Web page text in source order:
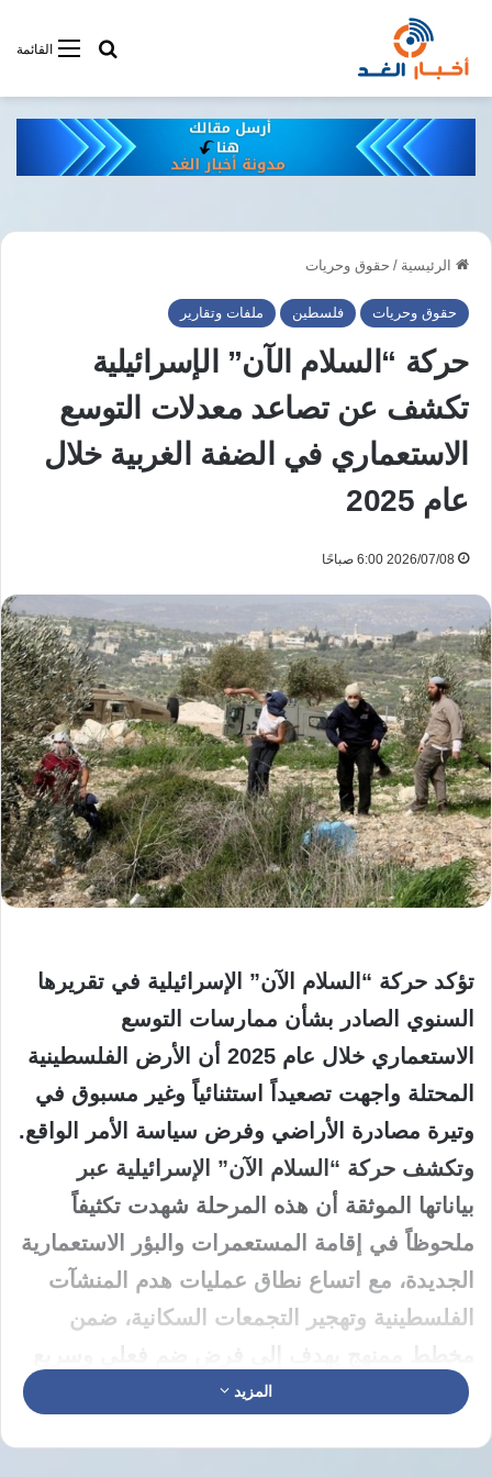
القائمةأبحت فى
الرئيسية / حقوق وحريات
حقوق وحريات فلسطين ملفات وتقارير
حركة “السلام الآن” الإسرائيلية
تكشف عن تصاعد معدلات التوسع
الاستعماري في الضفة الغربية خلال
عام 2025
2026/07/08 6:00 صباحًا
تؤكد حركة “السلام الآن” الإسرائيلية في تقريرها
السنوي الصادر بشأن ممارسات التوسع
الاستعماري خلال عام 2025 أن الأرض الفلسطينية
المحتلة واجهت تصعيداً استثنائياً وغير مسبوق في
وتيرة مصادرة الأراضي وفرض سياسة الأمر الواقع.
وتكشف حركة “السلام الآن” الإسرائيلية عبر
بياناتها الموثقة أن هذه المرحلة شهدت تكثيفاً
ملحوظاً في إقامة المستعمرات والبؤر الاستعمارية
الجديدة، مع اتساع نطاق عمليات هدم المنشآت
الفلسطينية وتهجير التجمعات السكانية، ضمن
لكل من الضفة الغربية ومدينة القدس.
المزيد